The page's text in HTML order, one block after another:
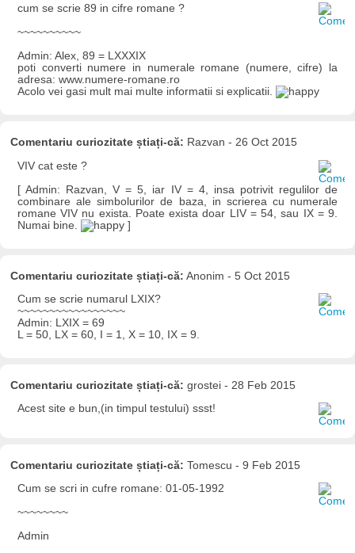
cum se scrie 89 in cifre romane ?
~~~~~~~~~~
Admin: Alex, 89 = LXXXIX
poti converti numere in numerale romane (numere, cifre) la
adresa: www.numere-romane.ro
Acolo vei gasi mult mai multe informatii si explicatii.
Comentariu curiozitate știați-că: Razvan - 26 Oct 2015
VIV cat este ?
[ Admin: Razvan, V = 5, iar IV = 4, insa potrivit regulilor de
combinare ale simbolurilor de baza, in scrierea cu numerale
romane VIV nu exista. Poate exista doar LIV = 54, sau IX = 9.
Numai bine.
]
Comentariu curiozitate știați-că: Anonim - 5 Oct 2015
Cum se scrie numarul LXIX?
~~~~~~~~~~~~~~~~~
Admin: LXIX = 69
L = 50, LX = 60, I = 1, X = 10, IX = 9.
Comentariu curiozitate știați-că: grostei - 28 Feb 2015
Acest site e bun,(in timpul testului) ssst!
Comentariu curiozitate știați-că: Tomescu - 9 Feb 2015
Cum se scri in cufre romane: 01-05-1992
~~~~~~~~
Admin